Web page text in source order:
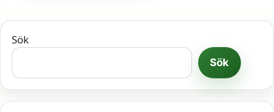
Sök
Sök